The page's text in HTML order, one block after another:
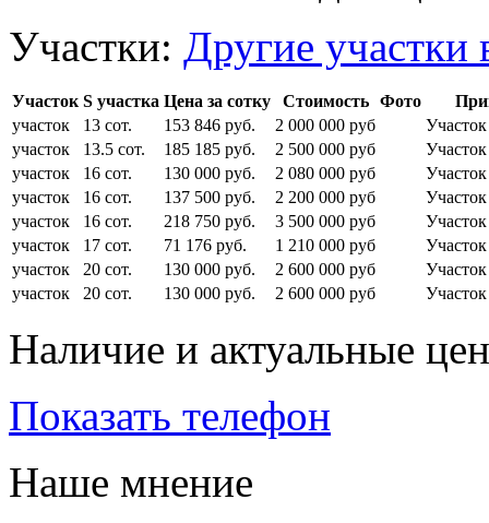
Участки: Другие участки
Участок S участка Цена за сотку Стоимость Фото
участок
13 сот. 153 846 руб. 2 000 000 руб
участок
13.5 сот. 185 185 руб. 2 500 000 руб
участок
16 сот. 130 000 руб. 2 080 000 руб
участок
16 сот. 137 500 руб. 2 200 000 руб
участок
16 сот. 218 750 руб. 3 500 000 руб
участок
17 сот. 71 176 руб. 1 210 000 руб
участок
20 сот. 130 000 руб. 2 600 000 руб
участок
20 сот. 130 000 руб. 2 600 000 руб
Наличие и актуальные
Показать телефон
Наше мнение